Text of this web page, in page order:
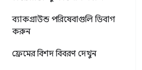
ব্যাকগ্রাউন্ড পরিষেবাগুলি ডিবাগ
করুন
ফ্রেমের বিশদ বিবরণ দেখুন